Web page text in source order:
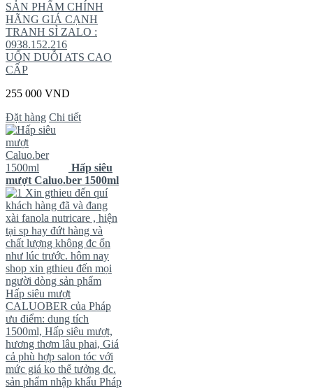
SẢN PHẨM CHÍNH
HÃNG GIÁ CẠNH
TRANH SỈ ZALO :
0938.152.216
UỐN DUỖI ATS CAO
CẤP
255 000 VND
Đặt hàng Chi tiết
Hấp siêu
mượt Caluo.ber 1500ml
Xin gthieu đến quí
khách hàng đã và đang
xài fanola nutricare , hiện
tại sp hay đứt hàng và
chất lượng không đc ổn
như lúc trước. hôm nay
shop xin gthieu đến mọi
người dòng sản phẩm
Hấp siêu mượt
CALUOBER của Pháp
ưu điểm: dung tích
1500ml, Hấp siêu mượt,
hương thơm lâu phai, Giá
cả phù hợp salon tóc với
mức giá ko thể tưởng đc.
sản phẩm nhập khẩu Pháp